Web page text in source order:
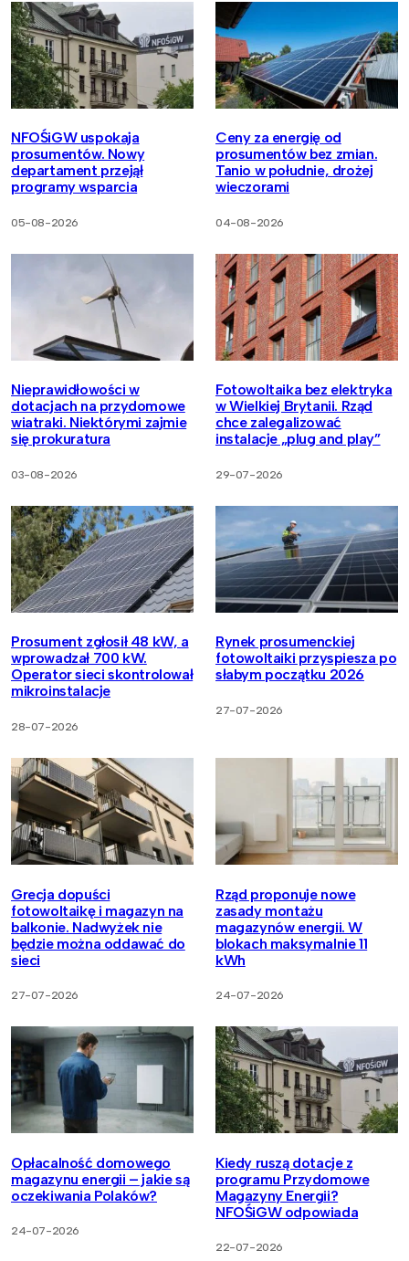
NFOŚiGW uspokaja
prosumentów. Nowy
departament przejął
programy wsparcia
05-08-2026
Ceny za energię od
prosumentów bez zmian.
Tanio w południe, drożej
wieczorami
04-08-2026
Nieprawidłowości w
dotacjach na przydomowe
wiatraki. Niektórymi zajmie
się prokuratura
03-08-2026
Fotowoltaika bez elektryka
w Wielkiej Brytanii. Rząd
chce zalegalizować
instalacje „plug and play”
29-07-2026
Prosument zgłosił 48 kW, a
wprowadzał 700 kW.
Operator sieci skontrolował
mikroinstalacje
28-07-2026
Rynek prosumenckiej
fotowoltaiki przyspiesza po
słabym początku 2026
27-07-2026
Grecja dopuści
fotowoltaikę i magazyn na
balkonie. Nadwyżek nie
będzie można oddawać do
sieci
27-07-2026
Rząd proponuje nowe
zasady montażu
magazynów energii. W
blokach maksymalnie 11
kWh
24-07-2026
Opłacalność domowego
magazynu energii – jakie są
oczekiwania Polaków?
24-07-2026
Kiedy ruszą dotacje z
programu Przydomowe
Magazyny Energii?
NFOŚiGW odpowiada
22-07-2026